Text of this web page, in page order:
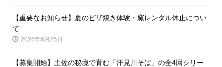
【重要なお知らせ】夏のピザ焼き体験・窯レンタル休止につい
て
2026年6月25日
【募集開始】土佐の秘境で育む「汗見川そば」の全4回シリー